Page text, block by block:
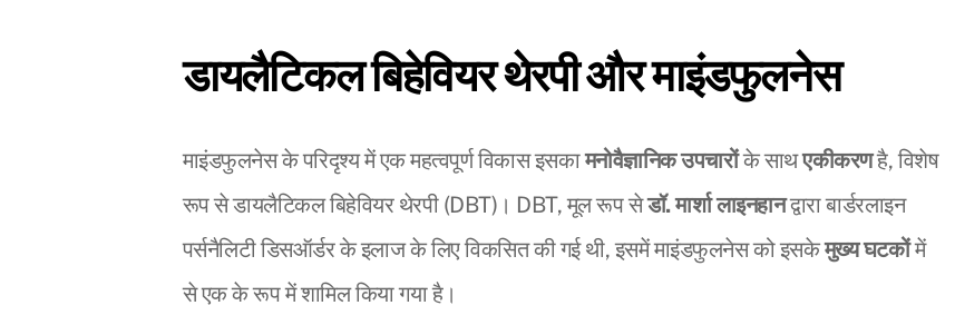
डायलैटिकल बिहेवियर थेरपी और माइंडफुलनेस
माइंडफुलनेस के परिदृश्य में एक महत्वपूर्ण विकास इसकामनोवैज्ञानिक उपचारोंके साथएकीकरणहै, विशेष
रूप से डायलैटिकल बिहेवियर थेरपी (DBT)। DBT, मूल रूप सेडॉ. मार्शा लाइनहानद्वारा बार्डरलाइन
पर्सनैलिटी डिसऑर्डर के इलाज के लिए विकसित की गई थी, इसमें माइंडफुलनेस को इसकेमुख्य घटकोंमें
से एक के रूप में शामिल किया गया है।